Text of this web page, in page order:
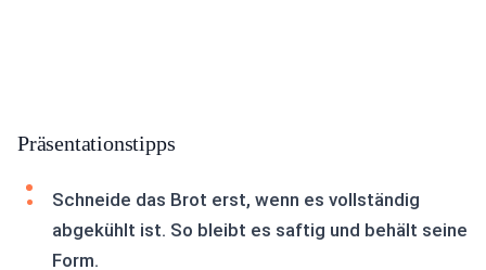
Präsentationstipps
Schneide das Brot erst, wenn es vollständig
abgekühlt ist. So bleibt es saftig und behält seine
Form.